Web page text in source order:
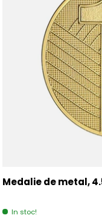
Medalie de metal,
In stoc!